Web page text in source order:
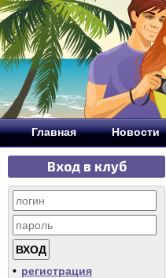
Главная Новости
Вход в клуб
• регистрация